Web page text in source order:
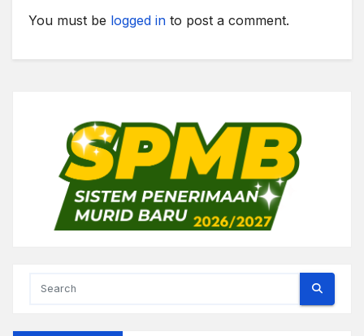
You must be logged in to post a comment.